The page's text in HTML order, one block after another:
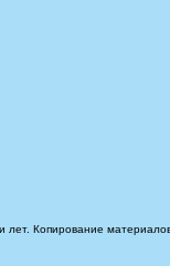
Копирование